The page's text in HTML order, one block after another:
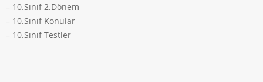
– 10.Sınıf 2.Dönem
– 10.Sınıf Konular
– 10.Sınıf Testler